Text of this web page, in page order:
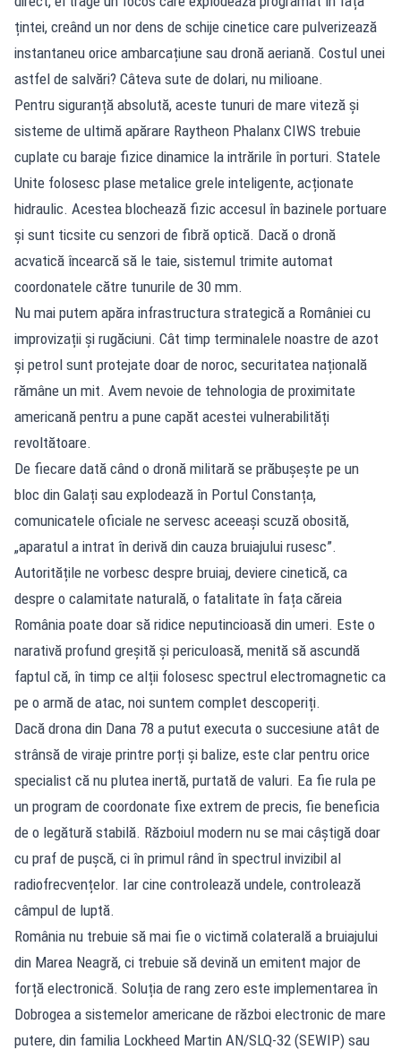
țintei, creând un nor dens de schije cinetice care pulverizează
instantaneu orice ambarcațiune sau dronă aeriană. Costul unei
astfel de salvări? Câteva sute de dolari, nu milioane.
Pentru siguranță absolută, aceste tunuri de mare viteză și
sisteme de ultimă apărare Raytheon Phalanx CIWS trebuie
cuplate cu baraje fizice dinamice la intrările în porturi. Statele
Unite folosesc plase metalice grele inteligente, acționate
hidraulic. Acestea blochează fizic accesul în bazinele portuare
și sunt ticsite cu senzori de fibră optică. Dacă o dronă
acvatică încearcă să le taie, sistemul trimite automat
coordonatele către tunurile de 30 mm.
Nu mai putem apăra infrastructura strategică a României cu
improvizații și rugăciuni. Cât timp terminalele noastre de azot
și petrol sunt protejate doar de noroc, securitatea națională
rămâne un mit. Avem nevoie de tehnologia de proximitate
americană pentru a pune capăt acestei vulnerabilități
revoltătoare.
De fiecare dată când o dronă militară se prăbușește pe un
bloc din Galați sau explodează în Portul Constanța,
comunicatele oficiale ne servesc aceeași scuză obosită,
„aparatul a intrat în derivă din cauza bruiajului rusesc”.
Autoritățile ne vorbesc despre bruiaj, deviere cinetică, ca
despre o calamitate naturală, o fatalitate în fața căreia
România poate doar să ridice neputincioasă din umeri. Este o
narativă profund greșită și periculoasă, menită să ascundă
faptul că, în timp ce alții folosesc spectrul electromagnetic ca
pe o armă de atac, noi suntem complet descoperiți.
Dacă drona din Dana 78 a putut executa o succesiune atât de
strânsă de viraje printre porți și balize, este clar pentru orice
specialist că nu plutea inertă, purtată de valuri. Ea fie rula pe
un program de coordonate fixe extrem de precis, fie beneficia
de o legătură stabilă. Războiul modern nu se mai câștigă doar
cu praf de pușcă, ci în primul rând în spectrul invizibil al
radiofrecvențelor. Iar cine controlează undele, controlează
câmpul de luptă.
România nu trebuie să mai fie o victimă colaterală a bruiajului
din Marea Neagră, ci trebuie să devină un emitent major de
forță electronică. Soluția de rang zero este implementarea în
Dobrogea a sistemelor americane de război electronic de mare
putere, din familia Lockheed Martin AN/SLQ-32 (SEWIP) sau